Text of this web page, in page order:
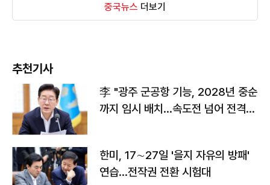
중국뉴스 더보기
추천기사
李 "광주 군공항 기능, 2028년 중순
까지 임시 배치…속도전 넘어 전격
한미, 17∼27일 '을지 자유의 방패'
연습…전작권 전환 시험대